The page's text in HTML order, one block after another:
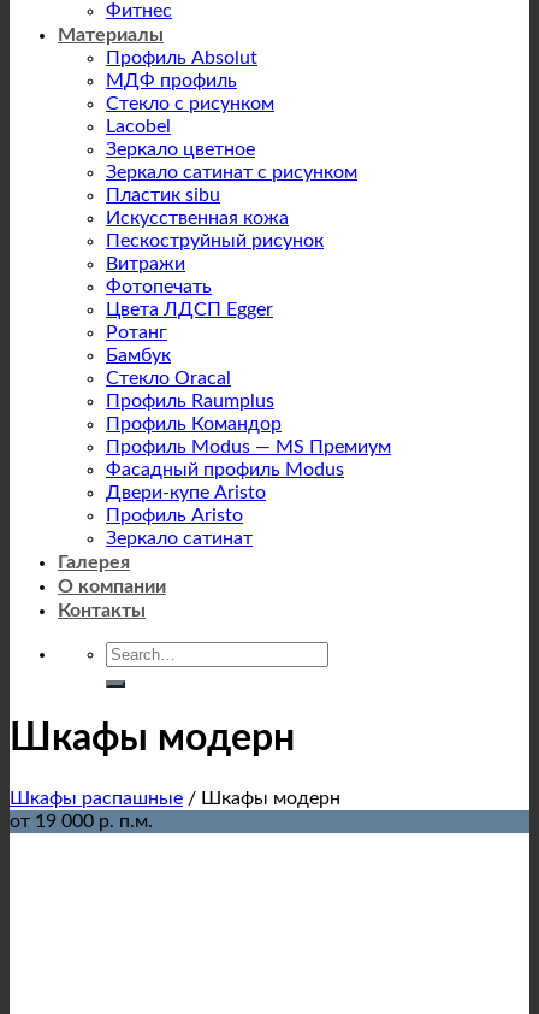
Фитнес
Материалы
Профиль Absolut
МДФ профиль
Стекло с рисунком
Lacobel
Зеркало цветное
Зеркало сатинат с рисунком
Пластик sibu
Искусственная кожа
Пескоструйный рисунок
Витражи
Фотопечать
Цвета ЛДСП Egger
Ротанг
Бамбук
Стекло Oracal
Профиль Raumplus
Профиль Командор
Профиль Modus — MS Премиум
Фасадный профиль Modus
Двери-купе Aristo
Профиль Aristo
Зеркало сатинат
Галерея
О компании
Контакты
Шкафы модерн
Шкафы распашные / Шкафы модерн
от 19 000 р. п.м.